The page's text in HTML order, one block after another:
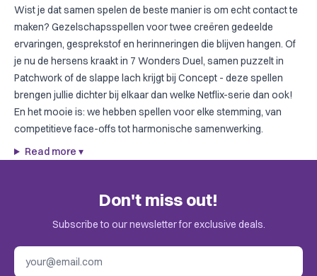
Wist je dat samen spelen de beste manier is om echt contact te
maken? Gezelschapsspellen voor twee creëren gedeelde
ervaringen, gesprekstof en herinneringen die blijven hangen. Of
je nu de hersens kraakt in 7 Wonders Duel, samen puzzelt in
Patchworkof de slappe lach krijgt bij Concept - deze spellen
brengen jullie dichter bij elkaar dan welke Netflix-serie dan ook!
En het mooie is: we hebben spellen voor elke stemming, van
competitieve face-offs tot harmonische samenwerking.
Read more ▾
Don't miss out!
Subscribe to our newsletter for exclusive deals.